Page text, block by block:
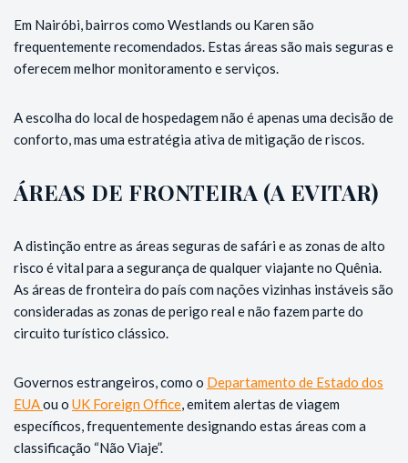
Em Nairóbi, bairros como Westlands ou Karen são
frequentemente recomendados. Estas áreas são mais seguras e
oferecem melhor monitoramento e serviços.
A escolha do local de hospedagem não é apenas uma decisão de
conforto, mas uma estratégia ativa de mitigação de riscos.
ÁREAS DE FRONTEIRA (A EVITAR)
A distinção entre as áreas seguras de safári e as zonas de alto
risco é vital para a segurança de qualquer viajante no Quênia.
As áreas de fronteira do país com nações vizinhas instáveis são
consideradas as zonas de perigo real e não fazem parte do
circuito turístico clássico.
Governos estrangeiros, como o Departamento de Estado dos
EUAou o UK Foreign Office, emitem alertas de viagem
específicos, frequentemente designando estas áreas com a
classificação “Não Viaje”.